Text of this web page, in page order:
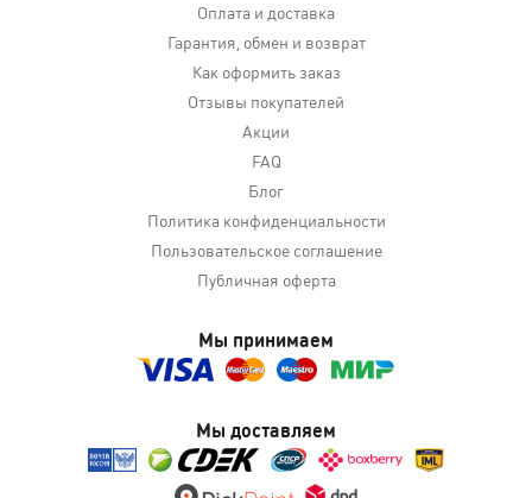
Оплата и доставка
Гарантия, обмен и возврат
Как оформить заказ
Отзывы покупателей
Акции
FAQ
Блог
Политика конфиденциальности
Пользовательское соглашение
Публичная оферта
Мы принимаем
Мы доставляем